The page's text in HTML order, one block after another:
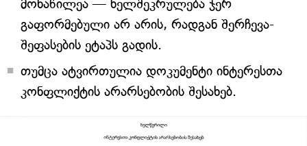
მონაწილეა — ხელშეკრულება ჯერ
გაფორმებული არ არის, რადგან შერჩევა-
შეფასების ეტაპს გადის.
თუმცა ატვირთულია დოკუმენტი ინტერესთა
კონფლიქტის არარსებობის შესახებ.